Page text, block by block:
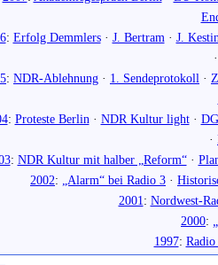
: Erfolg Demmlers· J. Bertram · J.
: NDR-Ablehnung · 1. Sendeprotokoll ·
: Proteste Berlin · NDR Kultur light·
·
: NDR Kultur mit halber „Reform“·
2002: „Alarm“ bei Radio 3 ·
2001: Nordwest-
2000:
1997: